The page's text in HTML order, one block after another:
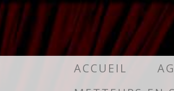
ACCUEIL